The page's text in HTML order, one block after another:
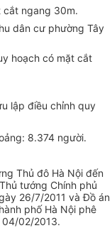
cắt ngang 30m.
dân cư phường Tây
hoạch có mặt cắt
lập điều chỉnh quy
8.374 người.
Thủ đô Hà Nội đến
tướng Chính phủ
26/7/2011 và Đồ án
phố Hà Nội phê
04/02/2013.